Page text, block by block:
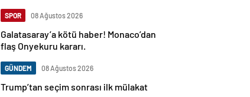
SPOR 08 Ağustos 2026
Galatasaray’a kötü haber! Monaco’dan
flaş Onyekuru kararı.
GÜNDEM 08 Ağustos 2026
Trump’tan seçim sonrası ilk mülakat